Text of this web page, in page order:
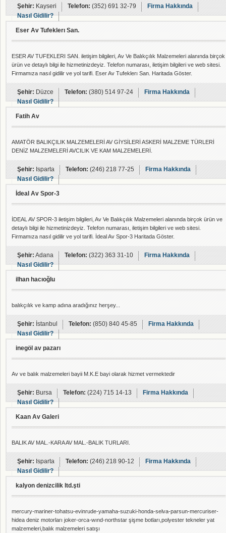
Şehir:Kayseri Telefon:(352) 691 32-79
Firma Hakkında
Nasıl Gidilir?
Eser Av Tufeklerı San.
ESER AV TUFEKLERI SAN. iletişim bilgileri, Av Ve Balıkçılık Malzemeleri alanında birçok
ürün ve detaylı bilgi ile hizmetinizdeyiz. Telefon numarası, iletişim bilgileri ve web sitesi.
Firmamıza nasıl gidilir ve yol tarifi. Eser Av Tufeklerı San. Haritada Göster.
Şehir:Düzce Telefon:(380) 514 97-24
Firma Hakkında
Nasıl Gidilir?
Fatih Av
AMATÖR BALIKÇILIK MALZEMELERİ AV GİYSİLERİ ASKERİ MALZEME TÜRLERİ
DENİZ MALZEMELERİ AVCILIK VE KAM MALZEMELERİ.
Şehir:Isparta Telefon:(246) 218 77-25
Firma Hakkında
Nasıl Gidilir?
İdeal Av Spor-3
İDEAL AV SPOR-3 iletişim bilgileri, Av Ve Balıkçılık Malzemeleri alanında birçok ürün ve
detaylı bilgi ile hizmetinizdeyiz. Telefon numarası, iletişim bilgileri ve web sitesi.
Firmamıza nasıl gidilir ve yol tarifi. İdeal Av Spor-3 Haritada Göster.
Şehir:Adana Telefon:(322) 363 31-10
Firma Hakkında
Nasıl Gidilir?
ilhan hacıoğlu
balıkçılık ve kamp adına aradığınız herşey...
Şehir:İstanbul Telefon:(850) 840 45-85
Firma Hakkında
Nasıl Gidilir?
inegöl av pazarı
Av ve balık malzemeleri bayii M.K.E bayi olarak hizmet vermektedir
Şehir:Bursa Telefon:(224) 715 14-13
Firma Hakkında
Nasıl Gidilir?
Kaan Av Galeri
BALIK AV MAL.-KARA AV MAL.-BALIK TURLARI.
Şehir:Isparta Telefon:(246) 218 90-12
Firma Hakkında
Nasıl Gidilir?
kalyon denizcilik ltd.şti
mercury-mariner-tohatsu-evinrude-yamaha-suzuki-honda-selva-parsun-mercuriser-
hidea deniz motorları joker-orca-wınd-northstar şişme botları,polyester tekneler yat
malzemeleri,balık malzemeleri satışı